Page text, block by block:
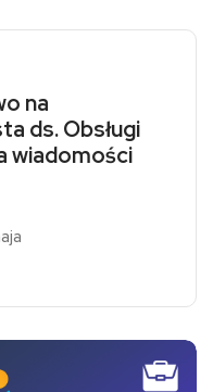
na
ds. Obsługi
wiadomości